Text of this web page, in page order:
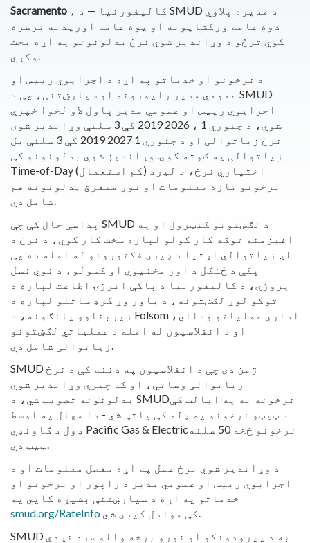
Sacramento ، کالیفورنیا — د SMUD د مدیره پلاوي
دوه عامه ورکشاپونه او یوه عامه اوریدنه ترسره
کوي ترڅو د وړاندیز شوي نرخ بدلونونو په اړه بحث
وکړي.
د نرخونو او خدماتو په اړه د اجرایوي رییس او
عمومي مدیر راپورونه او سپارښتنې، چې د SMUD
اجرایوي رییس او عمومي مدیر پاول لاو لخوا خپرې
شوې، د جنوري 1 ، 2026 2019 کې 3 سلنې وړاندیز شوی
نرخ زیاتوالی او د جنوري 1 2027 2019 کې 3 سلنې بل
زیاتوالی په ګوته کوي. وړاندیز شوي بدلونونو کې
Time-of-Day (کم استعمال) اختیاري نرخ، د لیږد
نرخونو تازه معلومات او نور متفرق بدلونونه هم
شامل دي.
پداسې حال کې چې SMUD د لګښتونو کنټرول او په
اغیزمنه توګه کار کولو لپاره سخت کار کوي، د نرخ د
لږ زیاتوالي اړتیا د ډیری فکتورونو له امله ده چې
پکې د ځنګل د اور مخنیوي او کمولو، د نوي نسل
پروژې، د کالیفورنیا د پاکې انرژۍ اطاعت لپاره د
توکو لوړ لګښتونه، د باور وړ گرډ ساتلو لپاره د
زیربناوو پانګونه، د Folsom اداري عملیاتو ودانۍ،
او د انفلاسیون له امله د عملیاتي لګښتونو
زیاتوالی شامل دي.
SMUD ژمن دی چې د انفلاسیون په دننه کې د نرخ
زیاتوالی وساتي، او که چیرې وړاندیز شوي
بدلونونه تصویب شي، د SMUDنرخونه به په ایالت کې
د ټیټو نرخونو په ډله کې پاتې شي - دا مهال په اوسط
ډول د ګاونډي Pacific Gas & Electricنرخونو څخه 50 سلنه
ټیټ دي.
د وړاندیز شوي نرخ عمل په اړه مفصل معلومات او د
اجرایوي رییس او عمومي مدیر د راپور او نرخونو او
خدماتو په اړه د سپارښتنې بشپړه کاپي په
smud.org/RateInfo
کې موندل کیدی شي.
SMUD به د پیرودونکو او نورو برخه والو سره نږدې